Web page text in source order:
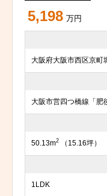
5,198 万円
大阪府大阪市西区京町
大阪市営四つ橋線「
50.13m2 （15.16坪）
1LDK